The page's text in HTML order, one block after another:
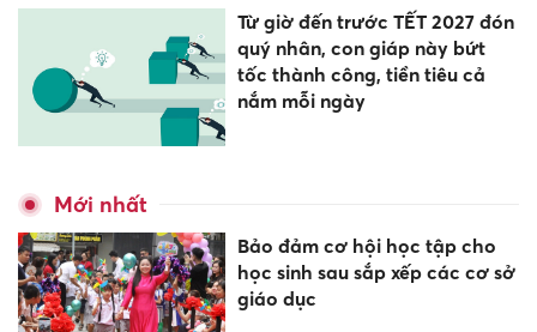
Từ giờ đến trước TẾT 2027 đón
quý nhân, con giáp này bứt
tốc thành công, tiền tiêu cả
nắm mỗi ngày
Mới nhất
Bảo đảm cơ hội học tập cho
học sinh sau sắp xếp các cơ sở
giáo dục